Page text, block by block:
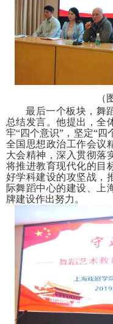
（
最后一个板块，舞
总结发言。他提出，全
牢“四个意识”，坚定“四
全国思想政治工作会议
大会精神，深入贯彻落
将推进教育现代化的目
好学科建设的攻坚战，
际舞蹈中心的建设、上
牌建设作出努力。